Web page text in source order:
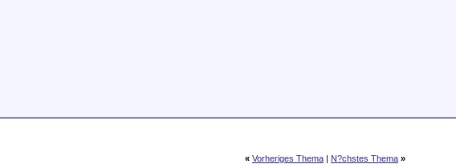
« Vorheriges Thema | N?chstes Thema »